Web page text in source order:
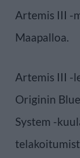
Artemis III -
Maapalloa.
Artemis III -
Originin
System -